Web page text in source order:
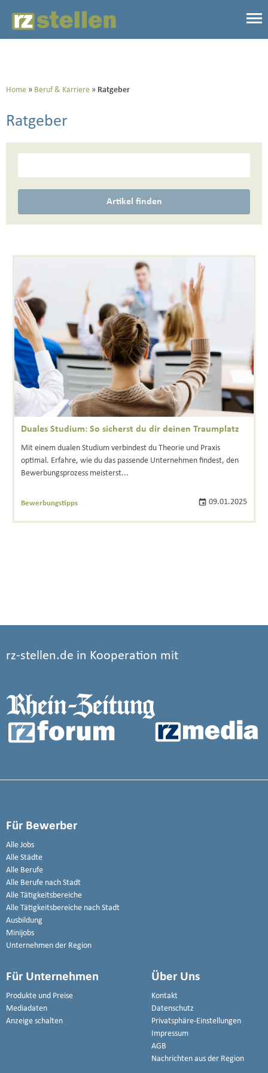
Home Beruf & Karriere Ratgeber
Ratgeber
Artikel finden
Duales Studium: So sicherst du dir deinen Traumplatz
Mit einem dualen Studium verbindest du Theorie und Praxis
optimal. Erfahre, wie du das passende Unternehmen findest, den
Bewerbungsprozess meisterst...
Bewerbungstipps 09.01.2025
rz-stellen.de in Kooperation mit
Für Bewerber
Alle Jobs
Alle Städte
Alle Berufe
Alle Berufe nach Stadt
Alle Tätigkeitsbereiche
Alle Tätigkeitsbereiche nach Stadt
Ausbildung
Minijobs
Unternehmen der Region
Für Unternehmen
Produkte und Preise
Mediadaten
Anzeige schalten
Über Uns
Kontakt
Datenschutz
Privatsphäre-Einstellungen
Impressum
AGB
Nachrichten aus der Region